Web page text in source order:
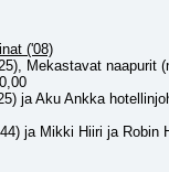
('08)
Mekastavat naapurit
ja Aku Ankka
ja Mikki Hiiri ja Robin